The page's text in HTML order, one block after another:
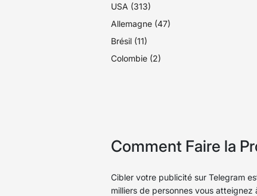
USA (313)
Allemagne (47)
Brésil (11)
Colombie (2)
Comment Faire la
Cibler votre publicité sur Telegram
milliers de personnes vous